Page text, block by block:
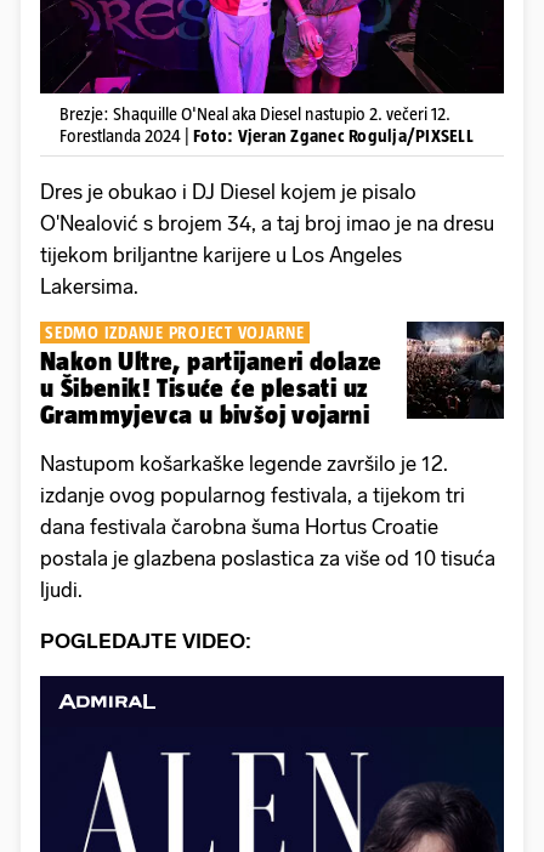
Brezje: Shaquille O'Neal aka Diesel nastupio 2. večeri 12.
Forestlanda 2024 | Foto: Vjeran Zganec Rogulja/PIXSELL
Dres je obukao i DJ Diesel kojem je pisalo
O'Nealović s brojem 34, a taj broj imao je na dresu
tijekom briljantne karijere u Los Angeles
Lakersima.
SEDMO IZDANJE PROJECT VOJARNE
Nakon Ultre, partijaneri dolaze
u Šibenik! Tisuće će plesati uz
Grammyjevca u bivšoj vojarni
Nastupom košarkaške legende završilo je 12.
izdanje ovog popularnog festivala, a tijekom tri
dana festivala čarobna šuma Hortus Croatie
postala je glazbena poslastica za više od 10 tisuća
ljudi.
POGLEDAJTE VIDEO: